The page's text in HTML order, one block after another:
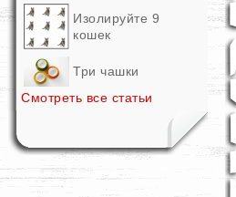
Изолируйте 9
кошек
Три чашки
Смотреть все статьи